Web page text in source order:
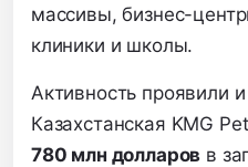
массивы, бизнес-
клиники и школы.
Активность проявили
Казахстанская KMG
780 млн долларов в